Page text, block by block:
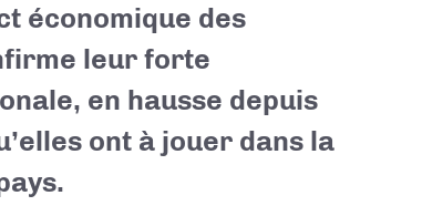
économique des
leur forte
en hausse depuis
ont à jouer dans la